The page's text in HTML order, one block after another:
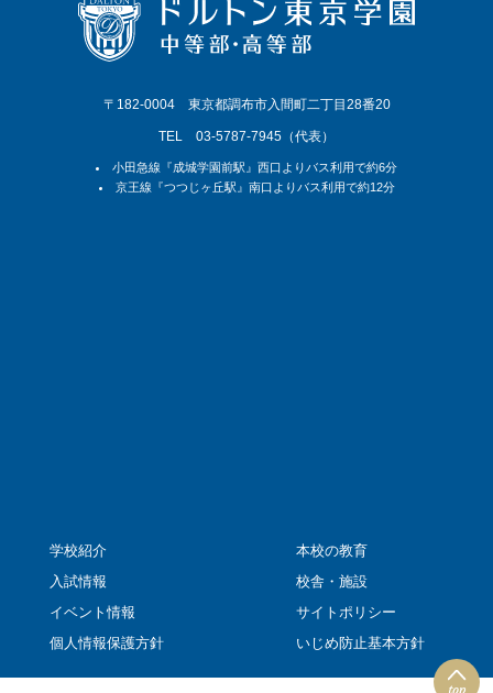
top
〒182-0004 東京都調布市入間町二丁目28番20
TEL 03-5787-7945（代表）
小田急線『成城学園前駅』西口よりバス利用で約6分
京王線『つつじヶ丘駅』南口よりバス利用で約12分
学校紹介
本校の教育
入試情報
校舎・施設
イベント情報
サイトポリシー
個人情報保護方針
いじめ防止基本方針